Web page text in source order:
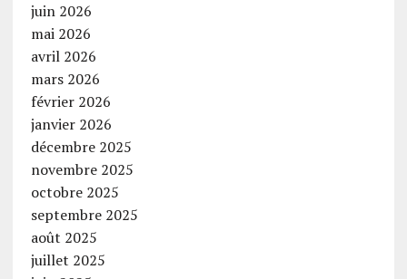
juin 2026
mai 2026
avril 2026
mars 2026
février 2026
janvier 2026
décembre 2025
novembre 2025
octobre 2025
septembre 2025
août 2025
juillet 2025